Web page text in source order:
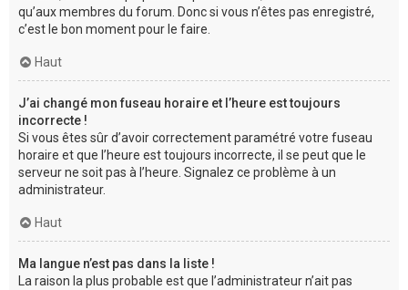
qu’aux membres du forum. Donc si vous n’êtes pas enregistré,
c’est le bon moment pour le faire.
Haut
J’ai changé mon fuseau horaire et l’heure est toujours
incorrecte !
Si vous êtes sûr d’avoir correctement paramétré votre fuseau
horaire et que l’heure est toujours incorrecte, il se peut que le
serveur ne soit pas à l’heure. Signalez ce problème à un
administrateur.
Haut
Ma langue n’est pas dans la liste !
La raison la plus probable est que l’administrateur n’ait pas